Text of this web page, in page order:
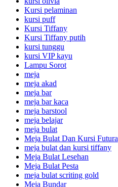
Kursi pelaminan
kursi puff
Kursi Tiffany
Kursi Tiffany putih
kursi tunggu
kursi VIP kayu
Lampu Sorot
meja
meja akad
meja bar
meja bar kaca
meja barstool
meja belajar
meja bulat
Meja Bulat Dan Kursi Futura
meja bulat dan kursi tiffany
Meja Bulat Lesehan
Meja Bulat Pesta
meja bulat scriting gold
Meja Bundar